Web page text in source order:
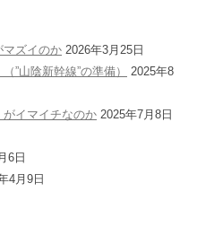
マズイのか 2026年3月25日
”山陰新幹線”の準備）
2025年8
イマイチなのか 2025年7月8日
6日
4月9日